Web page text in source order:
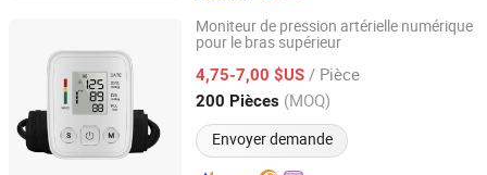
Moniteur de pression artérielle numérique
pour le bras supérieur
4,75-7,00 $US / Pièce
200 Pièces (MOQ)
Envoyer demande
Yiwu Hongqian Technology Industry Co., Ltd.
Zhejiang, China Depuis 2019